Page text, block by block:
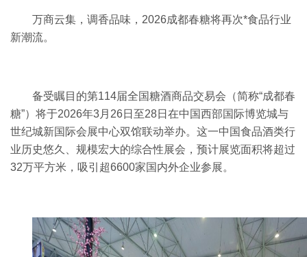
万商云集，调香品味， 2026成都春糖将再次*食品行业
新潮流。
备受瞩目的第114届全国糖酒商品交易会（简称“成都春
糖”）将于2026年3月26日至28日在中国西部国际博览城与
世纪城新国际会展中心双馆联动举办。 这一中国食品酒类行
业历史悠久、规模宏大的综合性展会，预计展览面积将超过
32万平方米，吸引超6600家国内外企业参展。